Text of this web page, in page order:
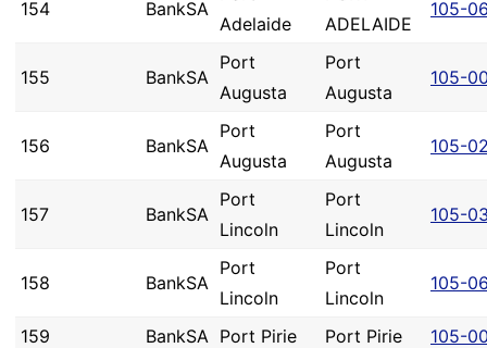
154 BankSA
Adelaide
ADELAIDE
105-
155 BankSA
Port
Augusta
Port
Augusta
105-
156 BankSA
Port
Augusta
Port
Augusta
105-
157 BankSA
Port
Lincoln
Port
Lincoln
105-
158 BankSA
Port
Lincoln
Port
Lincoln
105-
159 BankSA Port Pirie Port Pirie
105-